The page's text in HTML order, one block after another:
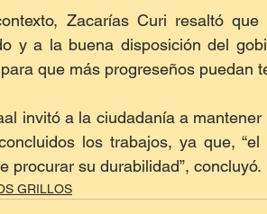
Zacarías Curi resaltó
y a la buena disposición del
que más progreseños puedan
invitó a la ciudadanía a
los trabajos, ya que,
procurar su durabilidad”, concluyó.
GRILLOS